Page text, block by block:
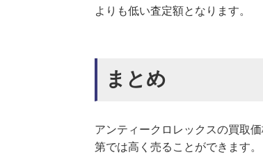
よりも低い査定額となります。
まとめ
アンティークロレックスの買取
第では高く売ることができます。